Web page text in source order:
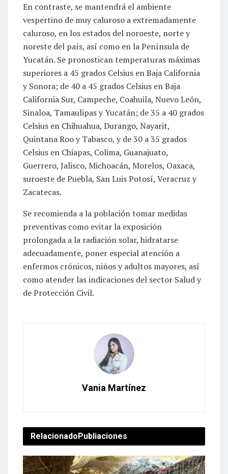
En contraste, se mantendrá el ambiente
vespertino de muy caluroso a extremadamente
caluroso, en los estados del noroeste, norte y
noreste del país, así como en la Península de
Yucatán. Se pronostican temperaturas máximas
superiores a 45 grados Celsius en Baja California
y Sonora; de 40 a 45 grados Celsius en Baja
California Sur, Campeche, Coahuila, Nuevo León,
Sinaloa, Tamaulipas y Yucatán; de 35 a 40 grados
Celsius en Chihuahua, Durango, Nayarit,
Quintana Roo y Tabasco, y de 30 a 35 grados
Celsius en Chiapas, Colima, Guanajuato,
Guerrero, Jalisco, Michoacán, Morelos, Oaxaca,
suroeste de Puebla, San Luis Potosí, Veracruz y
Zacatecas.
Se recomienda a la población tomar medidas
preventivas como evitar la exposición
prolongada a la radiación solar, hidratarse
adecuadamente, poner especial atención a
enfermos crónicos, niños y adultos mayores, así
como atender las indicaciones del sector Salud y
de Protección Civil.
Vania Martínez
RelacionadoPubliaciones